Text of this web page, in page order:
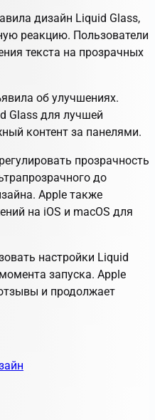
дизайн Liquid Glass,
реакцию. Пользователи
текста на прозрачных
об улучшениях.
Glass для лучшей
контент за панелями.
прозрачность
до
Apple также
на iOS и macOS для
настройки Liquid
запуска. Apple
и продолжает